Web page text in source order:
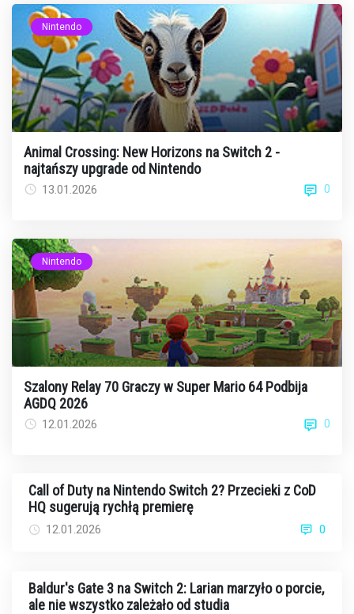
Nintendo
Animal Crossing: New Horizons na Switch 2 -
najtańszy upgrade od Nintendo
13.01.2026 0
Nintendo
Szalony Relay 70 Graczy w Super Mario 64 Podbija
AGDQ 2026
12.01.2026 0
Call of Duty na Nintendo Switch 2? Przecieki z CoD
HQ sugerują rychłą premierę
12.01.2026 0
Baldur's Gate 3 na Switch 2: Larian marzyło o porcie,
ale nie wszystko zależało od studia